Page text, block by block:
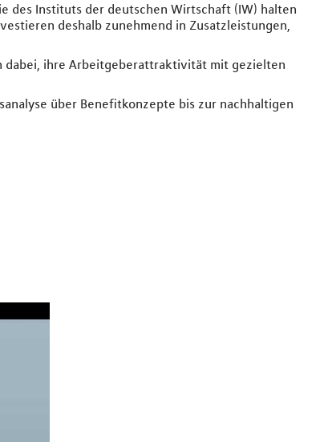
des Instituts der deutschen Wirtschaft (IW) halten
deshalb zunehmend in Zusatzleistungen,
dabei, ihre Arbeitgeberattraktivität mit gezielten
über Benefitkonzepte bis zur nachhaltigen